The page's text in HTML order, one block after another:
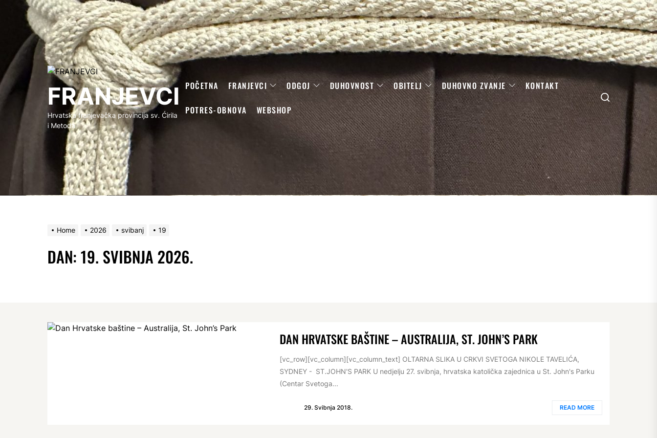
FRANJEVCI
FRANJEVCI
Hrvatska franjevačka provincija sv. Ćirila
i Metoda
POČETNA FRANJEVCI ODGOJ DUHOVNOST OBITELJ DUHOVNO ZVANJE KONTAKT
POTRES-OBNOVA WEBSHOP
Search
Home 2026 svibanj 19
DAN:19. SVIBNJA 2026.
DAN HRVATSKE BAŠTINE – AUSTRALIJA, ST. JOHN’S PARK
[vc_row][vc_column][vc_column_text] OLTARNA SLIKA U CRKVI SVETOGA NIKOLE TAVELIĆA,
SYDNEY - ST.JOHN'S PARK U nedjelju 27. svibnja, hrvatska katolička zajednica u St. John's Parku
(Centar Svetoga...
29. Svibnja 2018. READ MORE